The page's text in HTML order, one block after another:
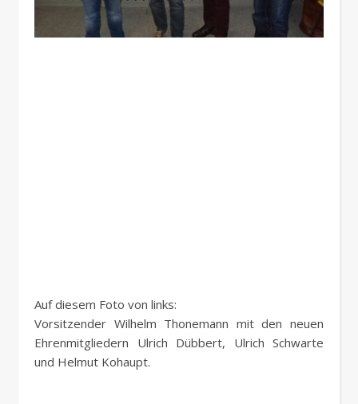
Auf diesem Foto von links:
Vorsitzender Wilhelm Thonemann mit den neuen
Ehrenmitgliedern Ulrich Dübbert, Ulrich Schwarte
und Helmut Kohaupt.